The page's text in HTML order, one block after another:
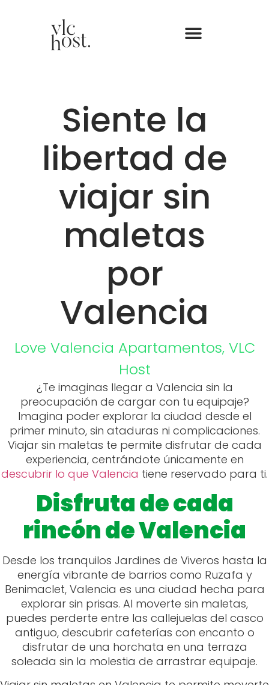
Siente la
libertad de
viajar sin
maletas
por
Valencia
Love Valencia Apartamentos, VLC
Host
¿Te imaginas llegar a Valencia sin la
preocupación de cargar con tu equipaje?
Imagina poder explorar la ciudad desde el
primer minuto, sin ataduras ni complicaciones.
Viajar sin maletas te permite disfrutar de cada
experiencia, centrándote únicamente en
descubrir lo que Valencia tiene reservado para ti.
Disfruta de cada
rincón de Valencia
Desde los tranquilos Jardines de Viveros hasta la
energía vibrante de barrios como Ruzafa y
Benimaclet, Valencia es una ciudad hecha para
explorar sin prisas. Al moverte sin maletas,
puedes perderte entre las callejuelas del casco
antiguo, descubrir cafeterías con encanto o
disfrutar de una horchata en una terraza
soleada sin la molestia de arrastrar equipaje.